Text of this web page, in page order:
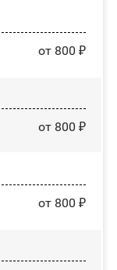
от 800 ₽
от 800 ₽
от 800 ₽